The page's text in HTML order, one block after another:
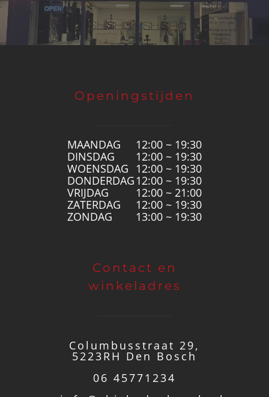
Openingstijden
MAANDAG
12:00 ~ 19:30
DINSDAG
12:00 ~ 19:30
WOENSDAG
12:00 ~ 19:30
DONDERDAG 12:00 ~ 19:30
VRIJDAG
12:00 ~ 21:00
ZATERDAG
12:00 ~ 19:30
ZONDAG
13:00 ~ 19:30
Contact en
winkeladres
Columbusstraat 29,
5223RH Den Bosch
06 45771234